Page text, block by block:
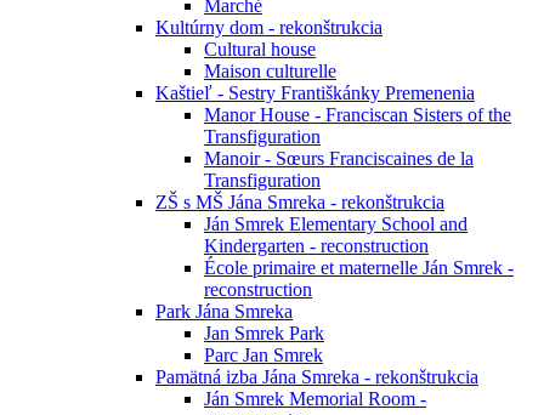
Marché
Kultúrny dom - rekonštrukcia
Cultural house
Maison culturelle
Kaštieľ - Sestry Františkánky Premenenia
Manor House - Franciscan Sisters of the
Transfiguration
Manoir - Sœurs Franciscaines de la
Transfiguration
ZŠ s MŠ Jána Smreka - rekonštrukcia
Ján Smrek Elementary School and
Kindergarten - reconstruction
École primaire et maternelle Ján Smrek -
reconstruction
Park Jána Smreka
Jan Smrek Park
Parc Jan Smrek
Pamätná izba Jána Smreka - rekonštrukcia
Ján Smrek Memorial Room -